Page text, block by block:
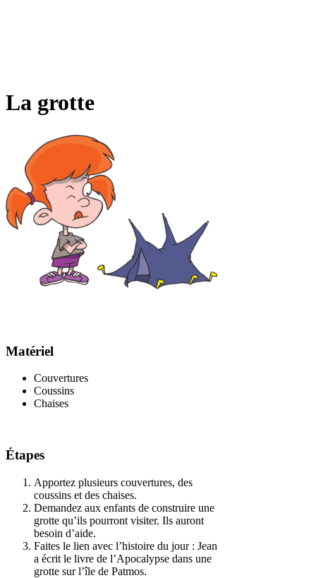
La grotte
Matériel
Couvertures
Coussins
Chaises
Étapes
Apportez plusieurs couvertures, des
coussins et des chaises.
Demandez aux enfants de construire une
grotte qu’ils pourront visiter. Ils auront
besoin d’aide.
Faites le lien avec l’histoire du jour : Jean
a écrit le livre de l’Apocalypse dans une
grotte sur l’île de Patmos.